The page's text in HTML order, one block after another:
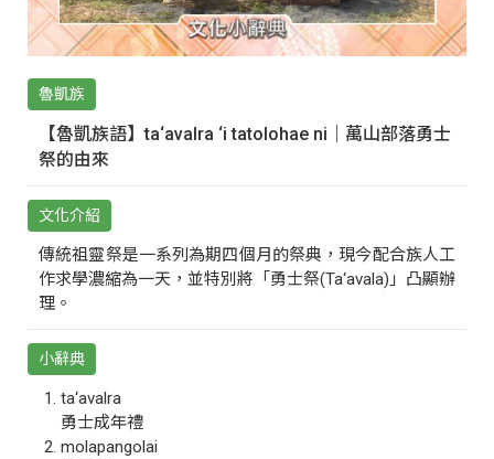
魯凱族
【魯凱族語】ta‘avalra ‘i tatolohae ni｜萬山部落勇士
祭的由來
文化介紹
傳統祖靈祭是一系列為期四個月的祭典，現今配合族人工
作求學濃縮為一天，並特別將「勇士祭(Ta‘avala)」凸顯辦
理。
小辭典
ta‘avalra
勇士成年禮
molapangolai